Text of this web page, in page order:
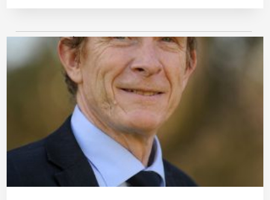
30 Sep 2022 - Réf: BW41385